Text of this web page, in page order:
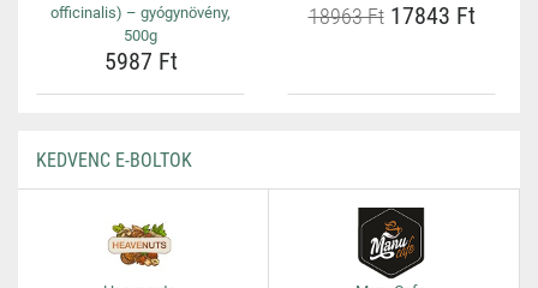
officinalis) – gyógynövény,
500g
5987 Ft
18963 Ft17843 Ft
KEDVENC E-BOLTOK